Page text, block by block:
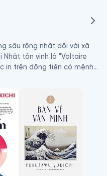
sâu rộng nhất đối với xã
Nhật tôn vinh là "Voltaire
in trên đồng tiền có mệnh
yên.